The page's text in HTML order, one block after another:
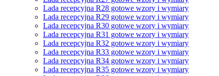
Lada recepcyjna R28 gotowe wzory i wymiary
Lada recepcyjna R29 gotowe wzory i wymiary
Lada recepcyjna R30 gotowe wzory i wymiary
Lada recepcyjna R31 gotowe wzory i wymiary
Lada recepcyjna R32 gotowe wzory i wymiary
Lada recepcyjna R33 gotowe wzory i wymiary
Lada recepcyjna R34 gotowe wzory i wymiary
Lada recepcyjna R35 gotowe wzory i wymiary